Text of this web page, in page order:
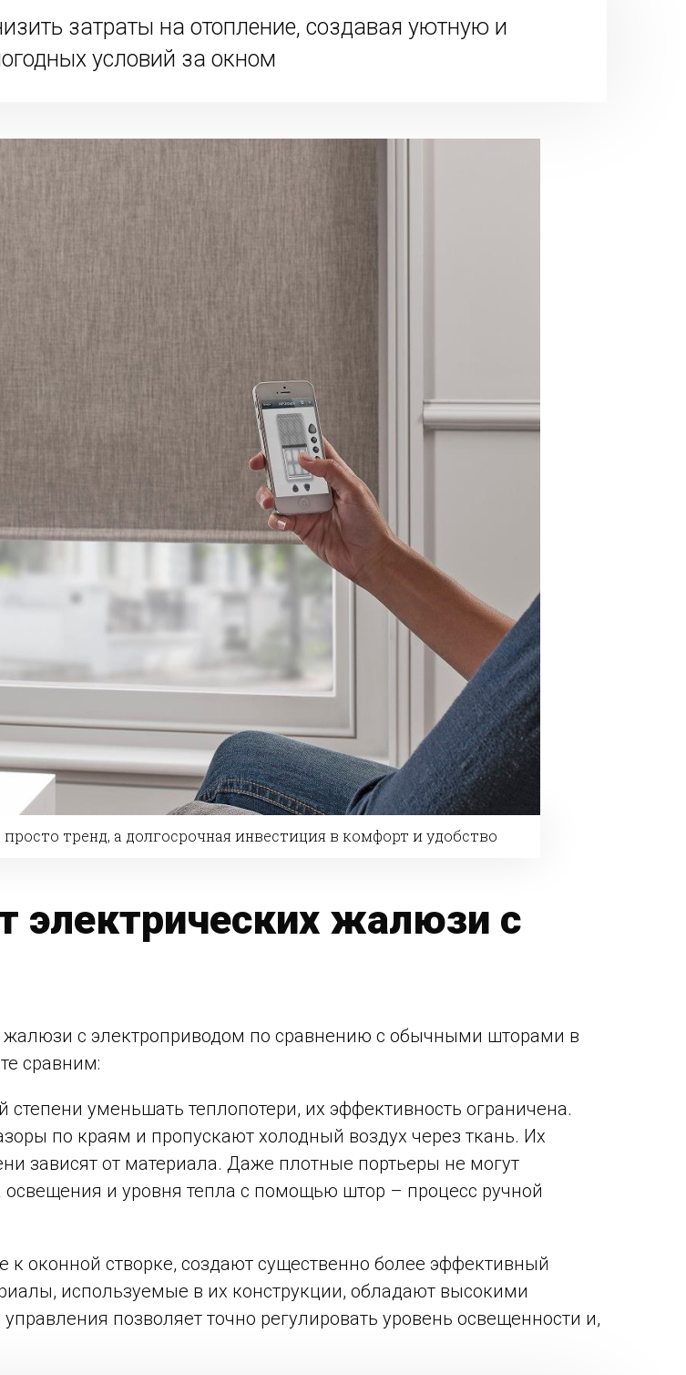
затраты на отопление, создавая уютную и
условий за окном
тренд, а долгосрочная инвестиция в комфорт и удобство
электрических жалюзи с
с электроприводом по сравнению с обычными шторами в
сравним:
уменьшать теплопотери, их эффективность ограничена.
по краям и пропускают холодный воздух через ткань. Их
зависят от материала. Даже плотные портьеры не могут
и уровня тепла с помощью штор – процесс ручной
оконной створке, создают существенно более эффективный
используемые в их конструкции, обладают высокими
позволяет точно регулировать уровень освещенности и,